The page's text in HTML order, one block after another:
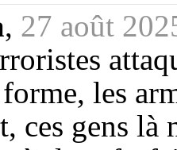
, 27 août
les
ces gens